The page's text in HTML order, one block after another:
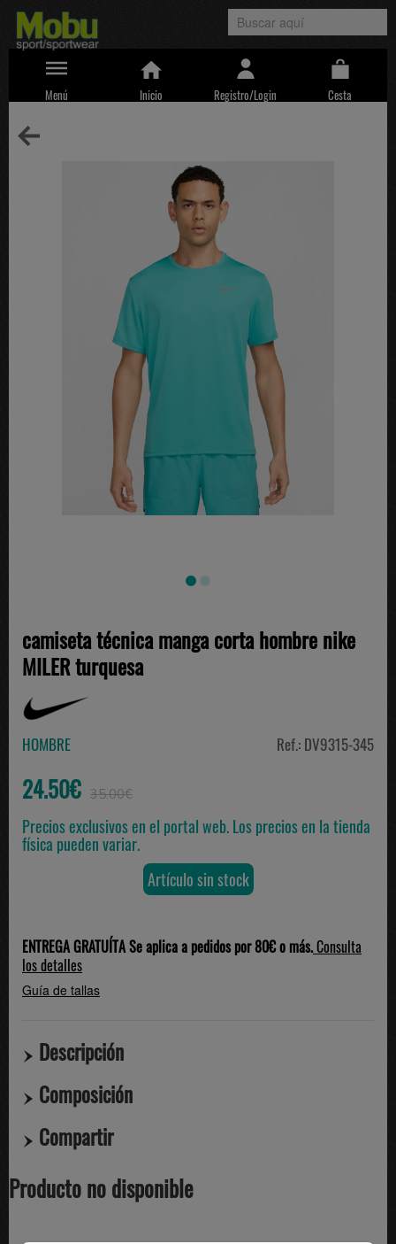
Menú Inicio Registro/Login Cesta
camiseta técnica manga corta hombre nike
MILER turquesa
HOMBRE Ref.: DV9315-345
24.50€ 35.00€
Precios exclusivos en el portal web. Los precios en la tienda
física pueden variar.
Artículo sin stock
ENTREGA GRATUÍTA Se aplica a pedidos por 80€ o más.Consulta
los detalles
Guía de tallas
Descripción
Composición
Compartir
Producto no disponible